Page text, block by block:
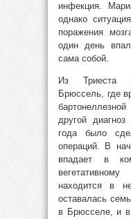
инфекция.
однако
поражения
один день
сама собой.
Из Триеста
Брюссель, где
другой
года было
операций. В
впадает в
находится в
оставалась
в Брюсселе, и в